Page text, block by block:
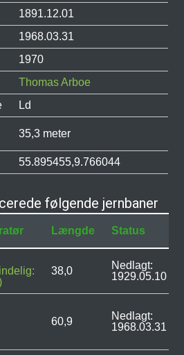
1891.12.01
1968.03.31
1970
Thomas Arboe
Ld
35,3 meter
55.895455,9.766044
følgende jernbaner
Længde Status
38,0
Nedlagt:
1929.05.10
60,9
Nedlagt:
1968.03.31